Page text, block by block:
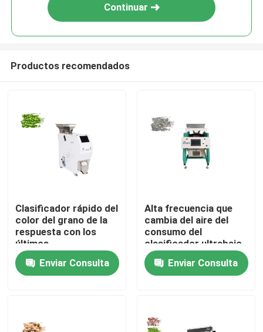
Sobre nosotros
Contactos
Continuar
Productos recomendados
Clasificador rápido del
color del grano de la
respuesta con los
últimos
microprocesadores
de FPGAEnviar Consulta
Alta frecuencia que
cambia del aire del
consumo del
clasificador ultrabajo
del grano
Enviar Consulta